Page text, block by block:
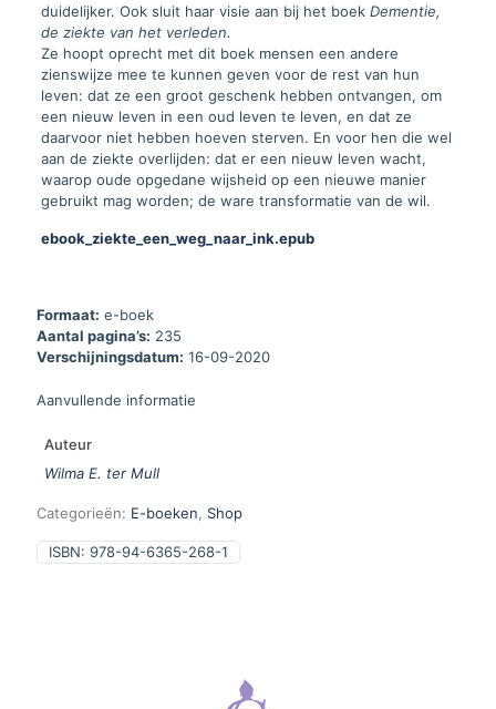
duidelijker. Ook sluit haar visie aan bij het boek Dementie,
de ziekte van het verleden.
Ze hoopt oprecht met dit boek mensen een andere
zienswijze mee te kunnen geven voor de rest van hun
leven: dat ze een groot geschenk hebben ontvangen, om
een nieuw leven in een oud leven te leven, en dat ze
daarvoor niet hebben hoeven sterven. En voor hen die wel
aan de ziekte overlijden: dat er een nieuw leven wacht,
waarop oude opgedane wijsheid op een nieuwe manier
gebruikt mag worden; de ware transformatie van de wil.
ebook_ziekte_een_weg_naar_ink.epub
Formaat: e-boek
Aantal pagina’s: 235
Verschijningsdatum: 16-09-2020
Aanvullende informatie
Auteur
Wilma E. ter Mull
Categorieën: E-boeken Shop
ISBN: 978-94-6365-268-1